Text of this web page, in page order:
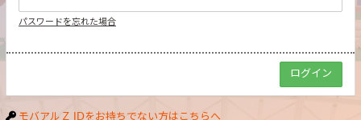
パスワードを忘れた場合
モバアルＺ IDをお持ちでない方はこちらへ